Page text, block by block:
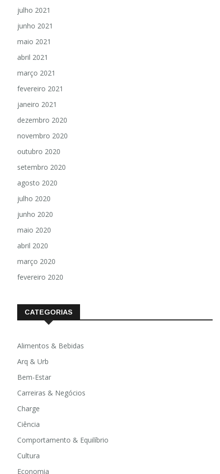
julho 2021
junho 2021
maio 2021
abril 2021
março 2021
fevereiro 2021
janeiro 2021
dezembro 2020
novembro 2020
outubro 2020
setembro 2020
agosto 2020
julho 2020
junho 2020
maio 2020
abril 2020
março 2020
fevereiro 2020
CATEGORIAS
Alimentos & Bebidas
Arq & Urb
Bem-Estar
Carreiras & Negócios
Charge
Ciência
Comportamento & Equilíbrio
Cultura
Economia